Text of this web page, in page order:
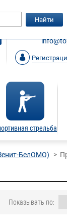
стрельба
Найти
БелОМО)
Показывать по: